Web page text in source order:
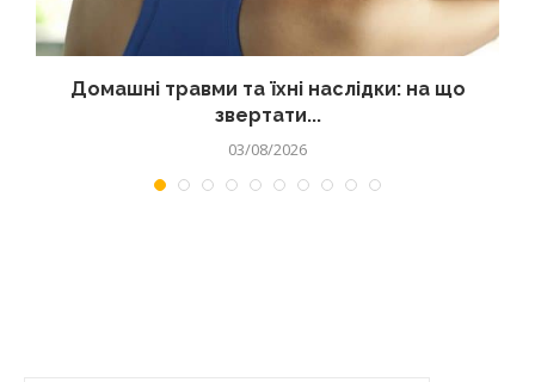
Домашні травми та їхні наслідки: на що
звертати...
03/08/2026